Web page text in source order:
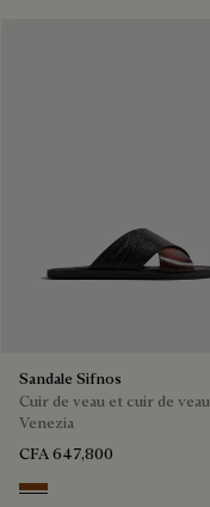
Sandale Sifnos
Cuir de veau et cuir de veau
Venezia
CFA 647,800
Cacao Intenso